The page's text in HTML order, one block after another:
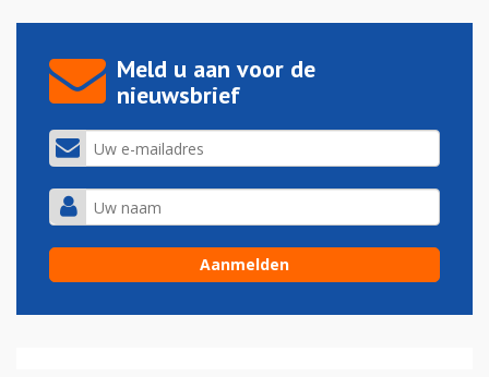
Meld u aan voor de
nieuwsbrief